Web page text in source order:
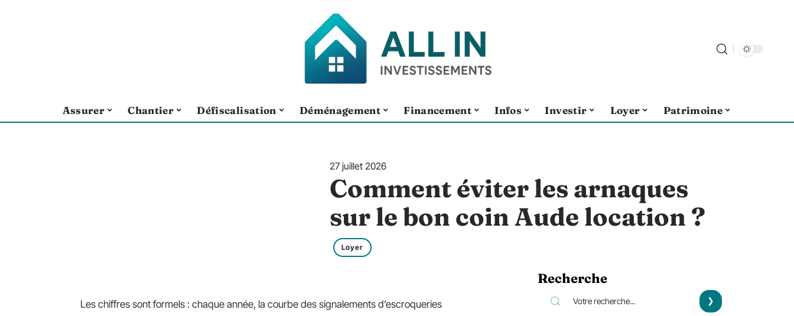
Assurer Chantier Défiscalisation Déménagement Financement Infos Investir Loyer Patrimoine
27 juillet 2026
Comment éviter les arnaques
sur le bon coin Aude location ?
Loyer
Les chiffres sont formels : chaque année, la courbe des signalements d’escroqueries
Recherche